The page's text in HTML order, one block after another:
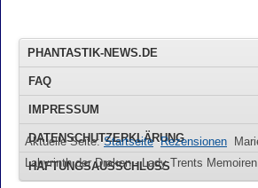
PHANTASTIK-NEWS.DE
FAQ
IMPRESSUM
DATENSCHUTZERKLÄRUNG
HAFTUNGSAUSSCHLUSS
Aktuelle Seite:Startseite Rezensionen
Labyrinth der Draken - Lady Trents